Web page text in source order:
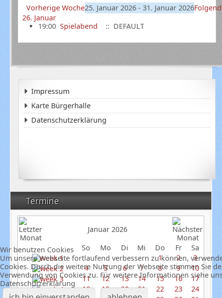
Termine
Januar 2026
So
Mo Di Mi Do Fr
Sa
1
2
3
4
5 6 7 8 9
10
11
12 13 14 15 16
17
18
19 20 21 22 23
24
Vorherige Woche25. Januar 2026 - 31. Januar 2026
26. Januar
19:00Spielabend :: DEFAULT
Impressum
Karte Bürgerhalle
Datenschutzerklärung
Wir benutzen Cookies
Um unsere Webseite fortlaufend verbessern zu können,
Cookies. Durch die weitere Nutzung der Webseite stimmen Sie
Verwendung von Cookies zu. Für weitere Informationen siehe
Datenschutzerklärung